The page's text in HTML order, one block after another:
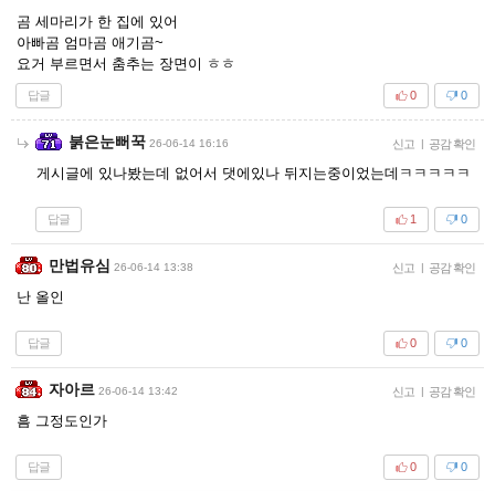
곰 세마리가 한 집에 있어
아빠곰 엄마곰 애기곰~
요거 부르면서 춤추는 장면이 ㅎㅎ
답글 0
0
붉은눈뻐꾹 26-06-14 16:16 신고 | 공감 확인
게시글에 있나봤는데 없어서 댓에있나 뒤지는중이었는데ㅋㅋㅋㅋㅋ
답글 0
1
만법유심 26-06-14 13:38 신고 | 공감 확인
난 올인
답글 0
0
자아르 26-06-14 13:42 신고 | 공감 확인
흠 그정도인가
답글 0
0